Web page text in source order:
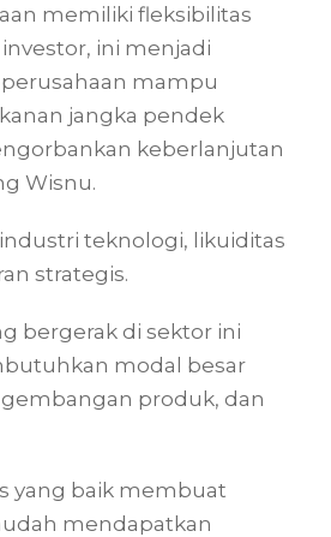
memiliki fleksibilitas
ini menjadi
mampu
jangka pendek
keberlanjutan
Wisnu.
teknologi, likuiditas
strategis.
bergerak di sektor ini
modal besar
produk, dan
yang baik membuat
mendapatkan